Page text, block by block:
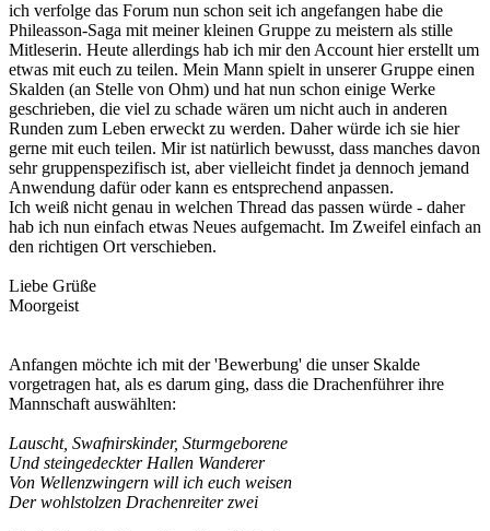
ich verfolge das Forum nun schon seit ich angefangen habe die
Phileasson-Saga mit meiner kleinen Gruppe zu meistern als stille
Mitleserin. Heute allerdings hab ich mir den Account hier erstellt um
etwas mit euch zu teilen. Mein Mann spielt in unserer Gruppe einen
Skalden (an Stelle von Ohm) und hat nun schon einige Werke
geschrieben, die viel zu schade wären um nicht auch in anderen
Runden zum Leben erweckt zu werden. Daher würde ich sie hier
gerne mit euch teilen. Mir ist natürlich bewusst, dass manches davon
sehr gruppenspezifisch ist, aber vielleicht findet ja dennoch jemand
Anwendung dafür oder kann es entsprechend anpassen.
Ich weiß nicht genau in welchen Thread das passen würde - daher
hab ich nun einfach etwas Neues aufgemacht. Im Zweifel einfach an
den richtigen Ort verschieben.
Liebe Grüße
Moorgeist
Anfangen möchte ich mit der 'Bewerbung' die unser Skalde
vorgetragen hat, als es darum ging, dass die Drachenführer ihre
Mannschaft auswählten:
Lauscht, Swafnirskinder, Sturmgeborene
Und steingedeckter Hallen Wanderer
Von Wellenzwingern will ich euch weisen
Der wohlstolzen Drachenreiter zwei